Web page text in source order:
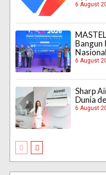
6 August
Nasional
6 August
Sharp
Dunia
6 August